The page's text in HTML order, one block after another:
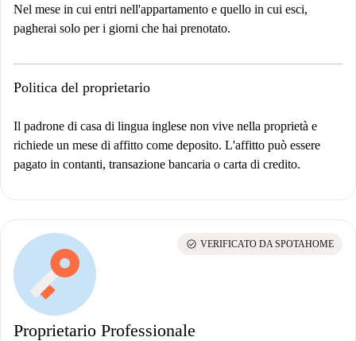
Nel mese in cui entri nell'appartamento e quello in cui esci,
pagherai solo per i giorni che hai prenotato.
Politica del proprietario
Il padrone di casa di lingua inglese non vive nella proprietà e
richiede un mese di affitto come deposito. L'affitto può essere
pagato in contanti, transazione bancaria o carta di credito.
Proprietario Professionale
check_circle VERIFICATO DA SPOTAHOME